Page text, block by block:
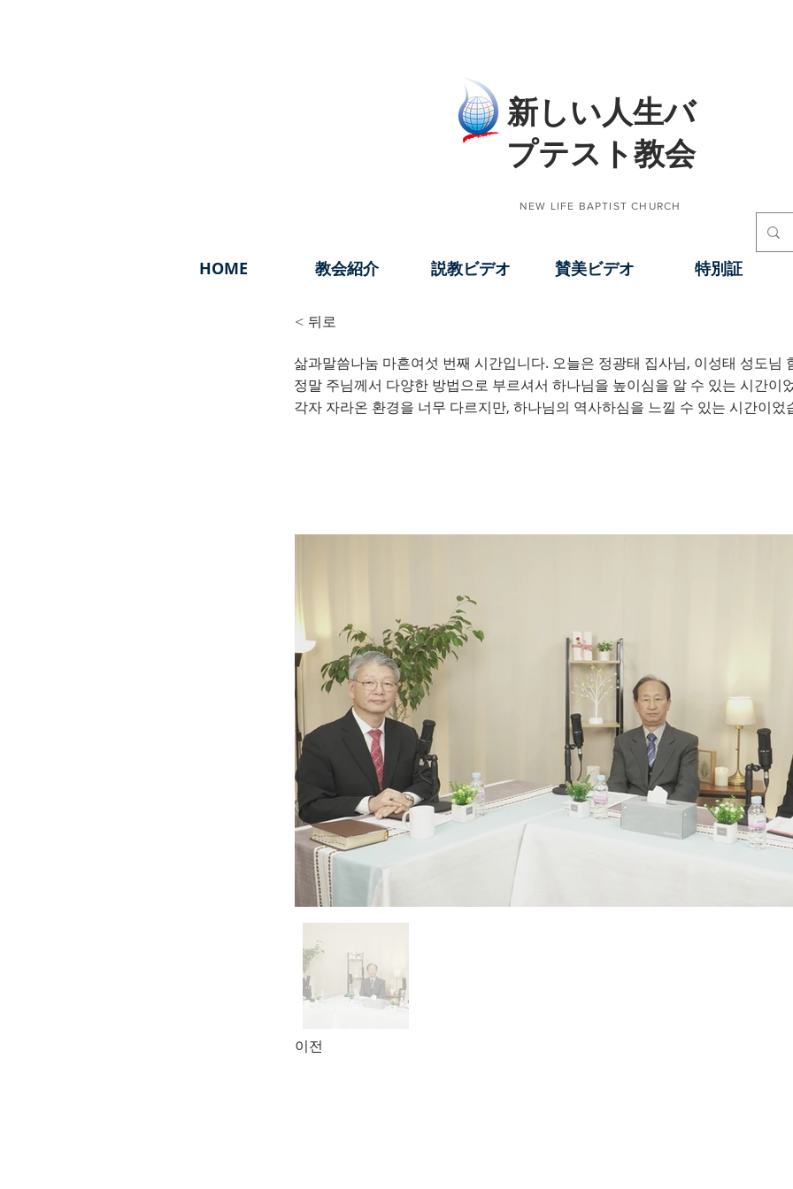
​新しい人生バ
プテスト教会
NEW LIFE BAPTIST CHURCH
HOME 教会紹介 説教ビデオ 賛美ビデオ 特別証
< 뒤로
삶과말씀나눔(장광태, 이
삶과말씀나눔 마흔여섯 번째 시간입니다. 오늘은 정광태 집사님, 이성태 성도님
정말 주님께서 다양한 방법으로 부르셔서 하나님을 높이심을 알 수 있는 시간이
각자 자라온 환경을 너무 다르지만, 하나님의 역사하심을 느낄 수 있는 시간이었
이전